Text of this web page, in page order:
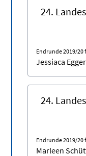
24.
Endrunde 2019/20
Jessiaca
24.
Endrunde 2019/20
Marleen